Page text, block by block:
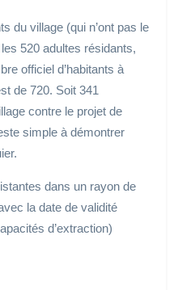
du village (qui n’ont pas le
520 adultes résidants,
officiel d’habitants à
de 720. Soit 341
contre le projet de
simple à démontrer
dans un rayon de
la date de validité
d’extraction)